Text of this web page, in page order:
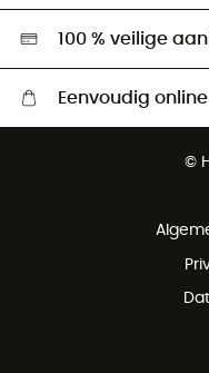
Hardgreen
100 % veilige
Eenvoudig
Gratis retourneren binnen
©